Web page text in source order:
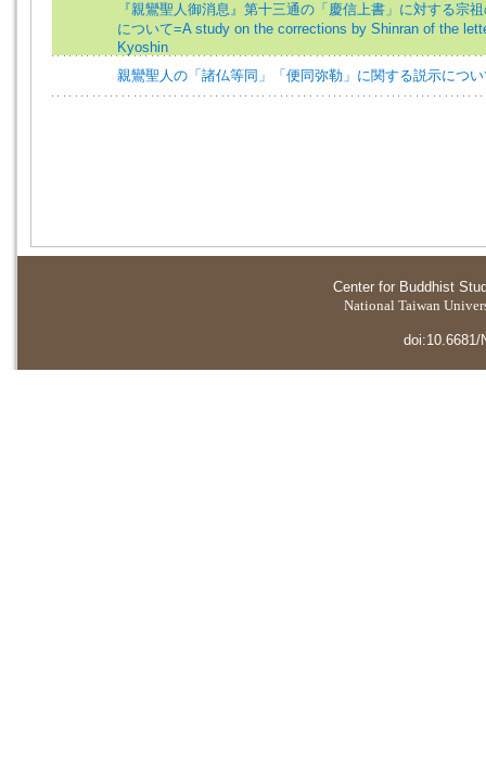
『親鸞聖人御消息』第十三通の「慶信上書」に対する宗
について=A study on the corrections by Shinran of the
Kyoshin
親鸞聖人の「諸仏等同」「便同弥勒」に関する説示につ
Center for Buddhist
National Taiwan
doi:10.6681/